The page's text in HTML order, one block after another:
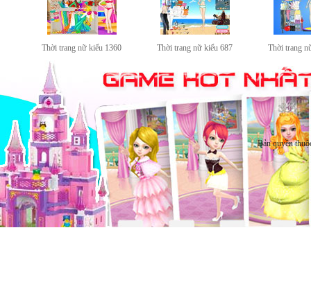
Thời trang nữ kiểu 1360 Thời trang nữ kiểu 687 Thời trang
Bản quyền